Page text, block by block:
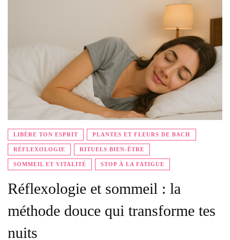
LIBÈRE TON ESPRIT PLANTES ET FLEURS DE BACH
RÉFLEXOLOGIE RITUELS BIEN-ÊTRE
SOMMEIL ET VITALITÉ STOP À LA FATIGUE
Réflexologie et sommeil : la
méthode douce qui transforme tes
nuits